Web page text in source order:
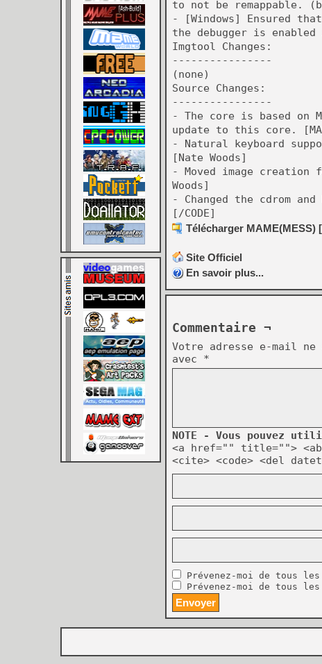
to not be remappable.
- [Windows] Ensured
the debugger is enabled
Imgtool Changes:
----------------
(none)
Source Changes:
----------------
- The core is based on
update to this core.
- Natural keyboard
[Nate Woods]
- Moved image creation
Woods]
- Changed the cdrom
[/CODE]
Télécharger MAME(MESS)
Site Officiel
En savoir plus...
Commentaire ¬
Votre adresse e-mail
avec *
NOTE - Vous pouvez
<a href="" title="">
<cite> <code> <del
Prévenez-moi de tous
Prévenez-moi de tous